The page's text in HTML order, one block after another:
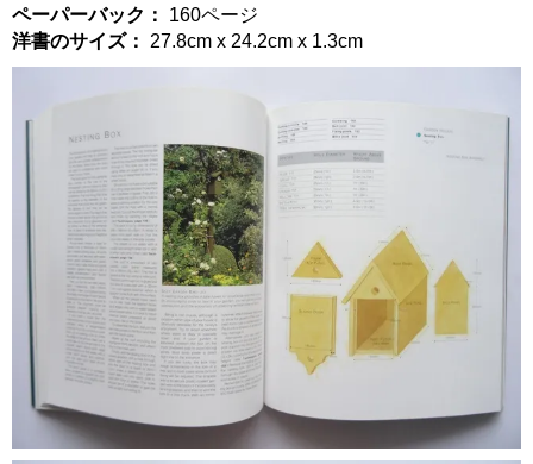
ペーパーバック：
160ページ
洋書のサイズ：
27.8cm x 24.2cm x 1.3cm